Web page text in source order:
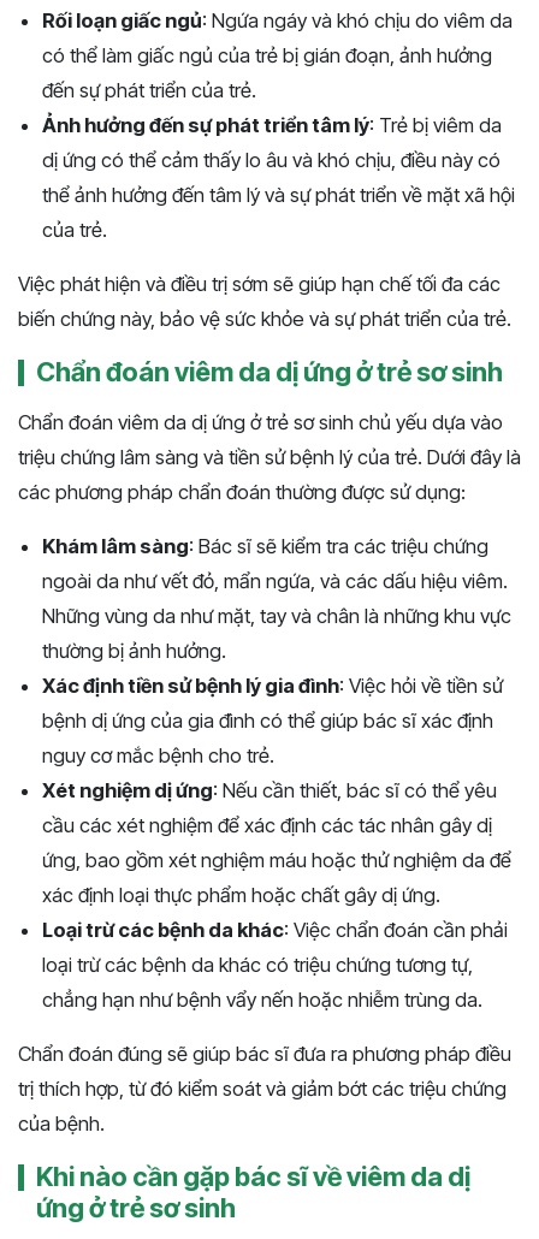
Rối loạn giấc ngủ: Ngứa ngáy và khó chịu do viêm da
có thể làm giấc ngủ của trẻ bị gián đoạn, ảnh hưởng
đến sự phát triển của trẻ.
Ảnh hưởng đến sự phát triển tâm lý: Trẻ bị viêm da
dị ứng có thể cảm thấy lo âu và khó chịu, điều này có
thể ảnh hưởng đến tâm lý và sự phát triển về mặt xã hội
của trẻ.
Việc phát hiện và điều trị sớm sẽ giúp hạn chế tối đa các
biến chứng này, bảo vệ sức khỏe và sự phát triển của trẻ.
Chẩn đoán viêm da dị ứng ở trẻ sơ sinh
Chẩn đoán viêm da dị ứng ở trẻ sơ sinh chủ yếu dựa vào
triệu chứng lâm sàng và tiền sử bệnh lý của trẻ. Dưới đây là
các phương pháp chẩn đoán thường được sử dụng:
Khám lâm sàng: Bác sĩ sẽ kiểm tra các triệu chứng
ngoài da như vết đỏ, mẩn ngứa, và các dấu hiệu viêm.
Những vùng da như mặt, tay và chân là những khu vực
thường bị ảnh hưởng.
Xác định tiền sử bệnh lý gia đình: Việc hỏi về tiền sử
bệnh dị ứng của gia đình có thể giúp bác sĩ xác định
nguy cơ mắc bệnh cho trẻ.
Xét nghiệm dị ứng: Nếu cần thiết, bác sĩ có thể yêu
cầu các xét nghiệm để xác định các tác nhân gây dị
ứng, bao gồm xét nghiệm máu hoặc thử nghiệm da để
xác định loại thực phẩm hoặc chất gây dị ứng.
Loại trừ các bệnh da khác: Việc chẩn đoán cần phải
loại trừ các bệnh da khác có triệu chứng tương tự,
chẳng hạn như bệnh vẩy nến hoặc nhiễm trùng da.
Chẩn đoán đúng sẽ giúp bác sĩ đưa ra phương pháp điều
trị thích hợp, từ đó kiểm soát và giảm bớt các triệu chứng
của bệnh.
Khi nào cần gặp bác sĩ về viêm da dị
ứng ở trẻ sơ sinh